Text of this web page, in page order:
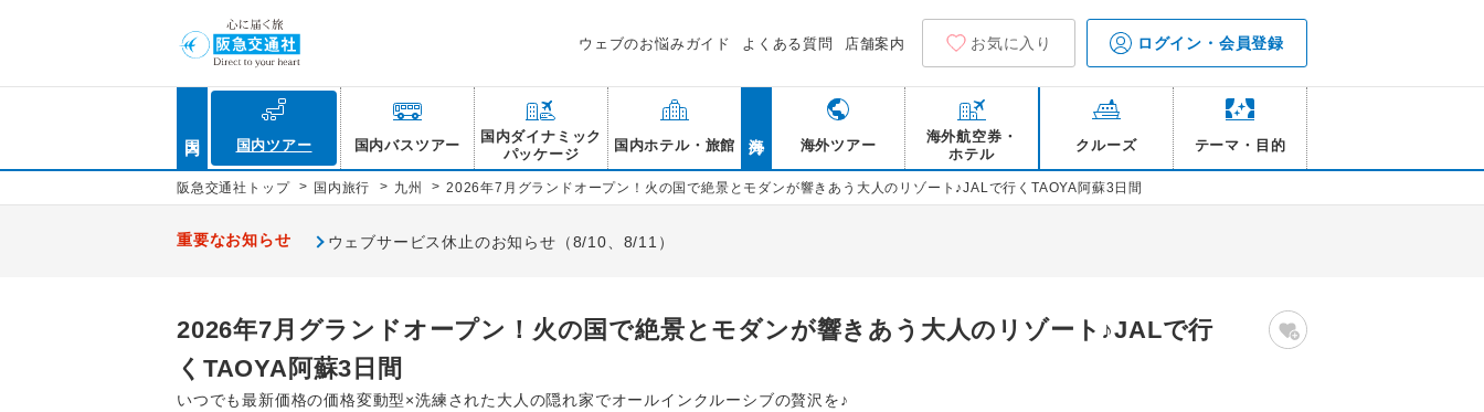
ウェブのお悩みガイド よくある質問 店舗案内 お気に入り ログイン・会員登録
国内ツアー 国内バスツアー
国内ダイナミック
パッケージ
国内ホテル・旅館 海外ツアー
海外航空券・
ホテル
クルーズ テーマ・目的
阪急交通社トップ > 国内旅行 > 九州 > 2026年7月グランドオープン！火の国で絶景とモダンが響きあう大人のリゾート♪JALで行くTAOYA阿蘇3日間
重要なお知らせ ウェブサービス休止のお知らせ（8/10、8/11）
2026年7月グランドオープン！火の国で絶景とモダンが響きあう大人のリゾート♪JALで行
くTAOYA阿蘇3日間
いつでも最新価格の価格変動型×洗練された大人の隠れ家でオールインクルーシブの贅沢を♪